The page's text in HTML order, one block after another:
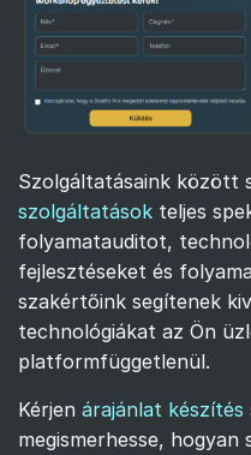
Szolgáltatásaink között
szolgáltatások teljes
folyamatauditot,
fejlesztéseket és
szakértőink segítenek
technológiákat az Ön
platformfüggetlenül.
Kérjen árajánlat készítés
megismerhesse,